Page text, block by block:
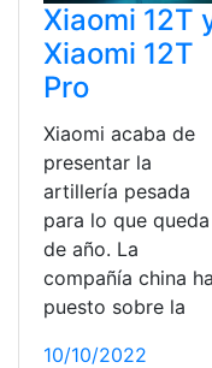
Xiaomi 12T
Xiaomi 12T
Pro
Xiaomi acaba de
presentar la
artillería pesada
para lo que queda
de año. La
compañía china ha
puesto sobre la
10/10/2022